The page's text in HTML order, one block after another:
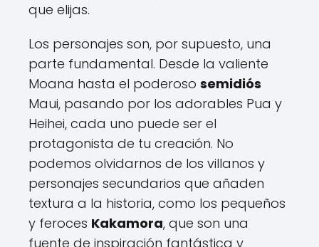
que elijas.
Los personajes son, por supuesto, una
parte fundamental. Desde la valiente
Moana hasta el poderoso semidiós
Maui, pasando por los adorables Pua y
Heihei, cada uno puede ser el
protagonista de tu creación. No
podemos olvidarnos de los villanos y
personajes secundarios que añaden
textura a la historia, como los pequeños
y feroces Kakamora, que son una
fuente de inspiración fantástica y